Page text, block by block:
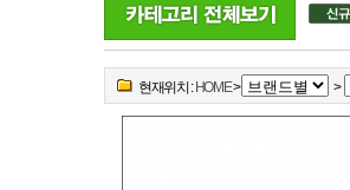
현재위치 : HOME> >